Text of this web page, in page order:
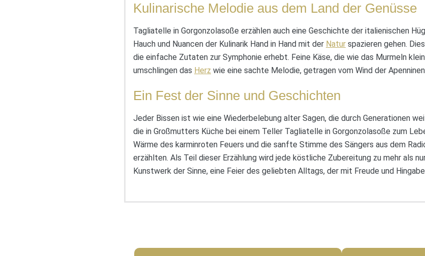
Kulinarische Melodie aus dem Land der Genüsse
Tagliatelle in Gorgonzolasoße erzählen auch eine Geschichte der italienischen
Hauch und Nuancen der Kulinarik Hand in Hand mit der Natur spazieren gehen.
die einfache Zutaten zur Symphonie erhebt. Feine Käse, die wie das Murmeln
umschlingen das Herz wie eine sachte Melodie, getragen vom Wind der
Ein Fest der Sinne und Geschichten
Jeder Bissen ist wie eine Wiederbelebung alter Sagen, die durch Generationen
die in Großmutters Küche bei einem Teller Tagliatelle in Gorgonzolasoße zum
Wärme des karminroten Feuers und die sanfte Stimme des Sängers aus dem
erzählten. Als Teil dieser Erzählung wird jede köstliche Zubereitung zu mehr als
Kunstwerk der Sinne, eine Feier des geliebten Alltags, der mit Freude und